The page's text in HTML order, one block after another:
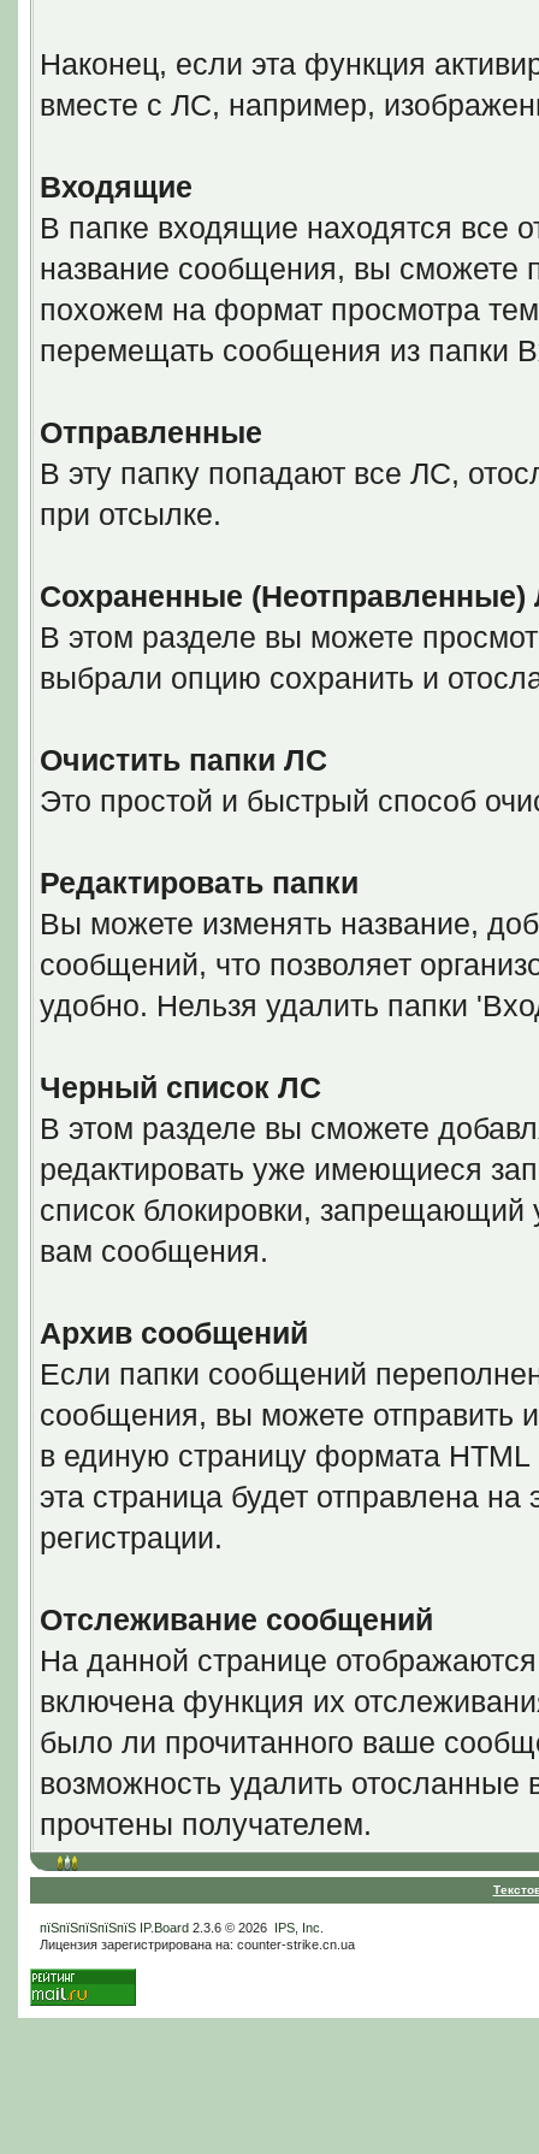
Наконец, если эта функция
вместе с ЛС, например,
Входящие
В папке входящие находятся все
название сообщения, вы сможете
похожем на формат просмотра
перемещать сообщения из папки
Отправленные
В эту папку попадают все ЛС,
при отсылке.
Сохраненные (Неотправленные)
В этом разделе вы можете
выбрали опцию сохранить и
Очистить папки ЛС
Это простой и быстрый способ
Редактировать папки
Вы можете изменять название,
сообщений, что позволяет
удобно. Нельзя удалить папки
Черный список ЛС
В этом разделе вы сможете
редактировать уже имеющиеся
список блокировки, запрещающий
вам сообщения.
Архив сообщений
Если папки сообщений
сообщения, вы можете отправить
в единую страницу формата
эта страница будет отправлена
регистрации.
Отслеживание сообщений
На данной странице
включена функция их
было ли прочитанного ваше
возможность удалить
прочтены получателем.
пїЅпїЅпїЅпїЅпїЅ IP.Board2.3.6 © 2026 IPS, Inc
Лицензия зарегистрирована на: counter-strike.cn.ua